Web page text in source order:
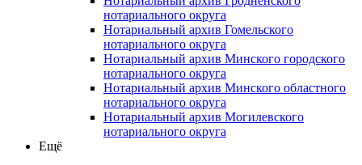
нотариального округа
Нотариальный архив Гомельского
нотариального округа
Нотариальный архив Минского городского
нотариального округа
Нотариальный архив Минского областного
нотариального округа
Нотариальный архив Могилевского
нотариального округа
Ещё